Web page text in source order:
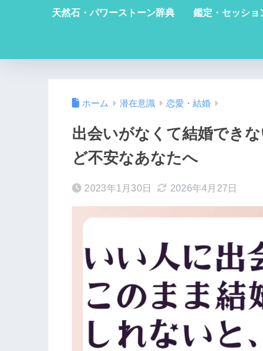
天然石・パワーストーン辞典 鑑定・セッショ
ホーム 潜在意識 恋愛・結婚
出会いがなくて結婚でき
ど不安なあなたへ
2023年1月30日 2026年4月27日